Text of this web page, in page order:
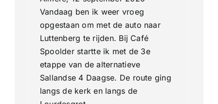
Vandaag ben ik weer vroeg
opgestaan om met de auto naar
Luttenberg te rijden. Bij Café
Spoolder startte ik met de 3e
etappe van de alternatieve
Sallandse 4 Daagse. De route ging
langs de kerk en langs de